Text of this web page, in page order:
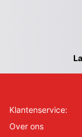
Klantenservice:
Over ons